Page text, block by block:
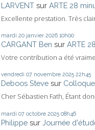
LARVENT sur ARTE 28
Excellente prestation. Très
mardi 20 janvier 2026 10h00
CARGANT Ben sur ARTE
Votre contribution a été
vendredi 07 novembre 2025 22h45
Deboos Steve sur
Cher Sébastien Fath, Étant
mardi 07 octobre 2025 08h46
Philippe sur Journée